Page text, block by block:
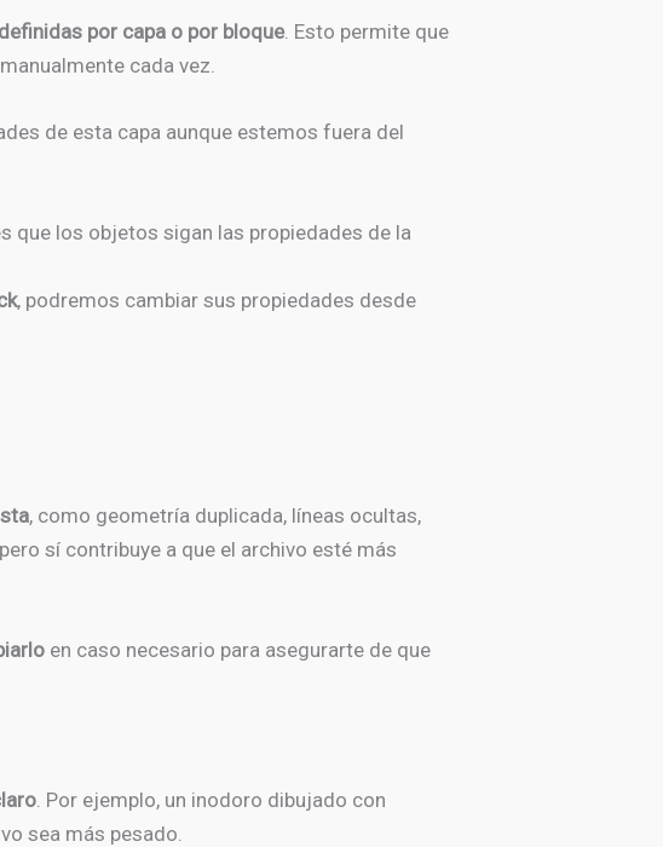
por capa o por bloque. Esto permite que
cada vez.
de esta capa aunque estemos fuera del
que los objetos sigan las propiedades de la
, podremos cambiar sus propiedades desde
, como geometría duplicada, líneas ocultas,
sí contribuye a que el archivo esté más
en caso necesario para asegurarte de que
. Por ejemplo, un inodoro dibujado con
sea más pesado.